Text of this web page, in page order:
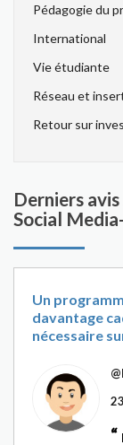
Pédagogie du
International
Vie étudiante
Réseau et
Retour sur
Derniers
Social Media-
Un
davantage
nécessaire